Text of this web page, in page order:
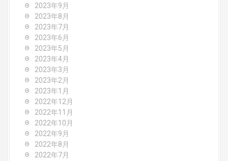
2023年9月
2023年8月
2023年7月
2023年6月
2023年5月
2023年4月
2023年3月
2023年2月
2023年1月
2022年12月
2022年11月
2022年10月
2022年9月
2022年8月
2022年7月